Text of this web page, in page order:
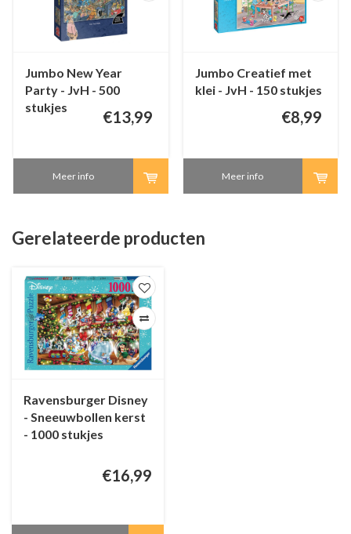
Jumbo New Year
Party - JvH - 500
stukjes
€13,99
Meer info
Jumbo Creatief met
klei - JvH - 150 stukjes
€8,99
Meer info
Gerelateerde producten
Ravensburger Disney
- Sneeuwbollen kerst
- 1000 stukjes
€16,99